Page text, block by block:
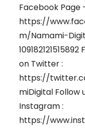
Facebook Page
https://
m/Namami-
109182121515892
on Twitter :
https://
miDigital Follow
Instagram :
https://